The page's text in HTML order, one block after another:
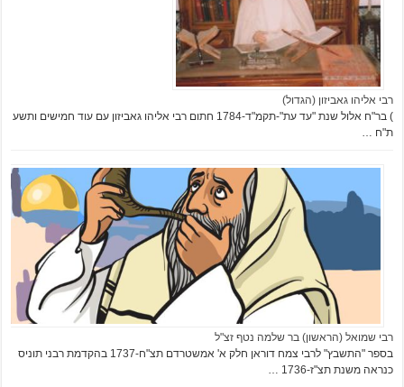
רבי אליהו גאביזון (הגדול)
) בר"ח אלול שנת "עד עת"-תקמ"ד-1784 חתום רבי אליהו גאביזון עם עוד חמישים ותשע
ת"ח …
רבי שמואל (הראשון) בר שלמה נטף זצ"ל
בספר "התשבץ" לרבי צמח דוראן חלק א' אמשטרדם תצ"ח-1737 בהקדמת רבני תוניס
כנראה משנת תצ"ז-1736 …